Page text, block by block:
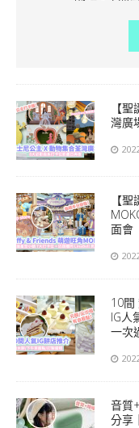
【
灣廣
【
面會
10間
IG人
一次
音質
分享